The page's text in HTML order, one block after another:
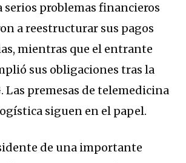
serios problemas financieros
a reestructurar sus pagos
mientras que el entrante
sus obligaciones tras la
Las premesas de telemedicina
siguen en el papel.
de una importante